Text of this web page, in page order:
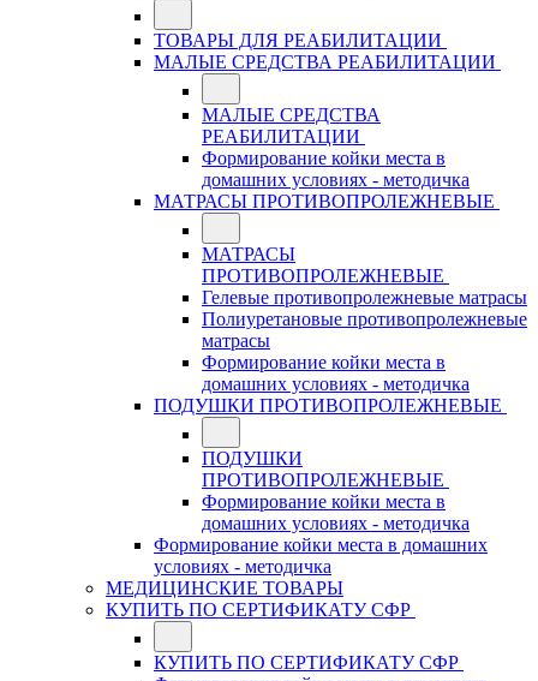
ТОВАРЫ ДЛЯ РЕАБИЛИТАЦИИ
МАЛЫЕ СРЕДСТВА РЕАБИЛИТАЦИИ
МАЛЫЕ СРЕДСТВА
РЕАБИЛИТАЦИИ
Формирование койки места в
домашних условиях - методичка
МАТРАСЫ ПРОТИВОПРОЛЕЖНЕВЫЕ
МАТРАСЫ
ПРОТИВОПРОЛЕЖНЕВЫЕ
Гелевые противопролежневые матрасы
Полиуретановые противопролежневые
матрасы
Формирование койки места в
домашних условиях - методичка
ПОДУШКИ ПРОТИВОПРОЛЕЖНЕВЫЕ
ПОДУШКИ
ПРОТИВОПРОЛЕЖНЕВЫЕ
Формирование койки места в
домашних условиях - методичка
Формирование койки места в домашних
условиях - методичка
МЕДИЦИНСКИЕ ТОВАРЫ
КУПИТЬ ПО СЕРТИФИКАТУ СФР
КУПИТЬ ПО СЕРТИФИКАТУ СФР